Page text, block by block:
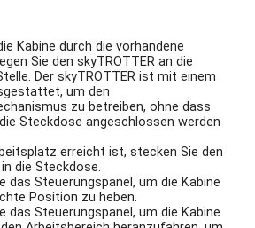
Kabine durch die vorhandene
Sie den skyTROTTER an die
Der skyTROTTER ist mit einem
um den
zu betreiben, ohne dass
Steckdose angeschlossen werden
erreicht ist, stecken Sie den
die Steckdose.
das Steuerungspanel, um die Kabine
Position zu heben.
das Steuerungspanel, um die Kabine